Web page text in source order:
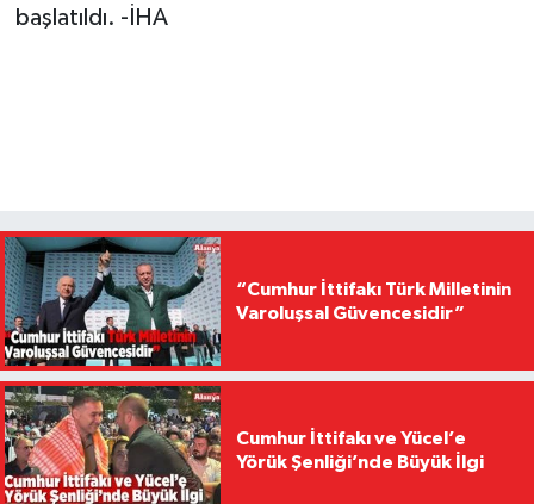
başlatıldı. -İHA
“Cumhur İttifakı Türk Milletinin
Varoluşsal Güvencesidir”
Cumhur İttifakı ve Yücel’e
Yörük Şenliği’nde Büyük İlgi